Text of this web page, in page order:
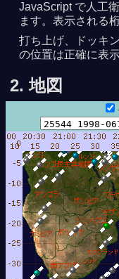
JavaScript で人工
ます。表示される
打ち上げ、ドッキ
の位置は正確に表
2. 地図